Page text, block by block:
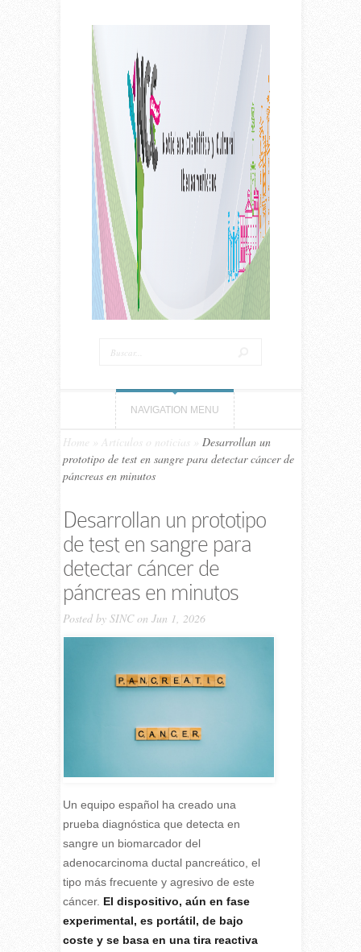
NAVIGATION MENU
Home Artículos o noticias
Desarrollan un
prototipo de test en sangre para detectar cáncer de
páncreas en minutos
Desarrollan un prototipo
de test en sangre para
detectar cáncer de
páncreas en minutos
Posted by SINCon Jun 1, 2026
Un equipo español ha creado una
prueba diagnóstica que detecta en
sangre un biomarcador del
adenocarcinoma ductal pancreático, el
tipo más frecuente y agresivo de este
cáncer. El dispositivo, aún en fase
experimental, es portátil, de bajo
coste y se basa en una tira reactiva